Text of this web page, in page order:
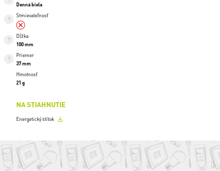
Denná biela
Stmievateľnosť
Dĺžka
100 mm
Priemer
37 mm
Hmotnosť
21 g
NA STIAHNUTIE
Energetický štítok